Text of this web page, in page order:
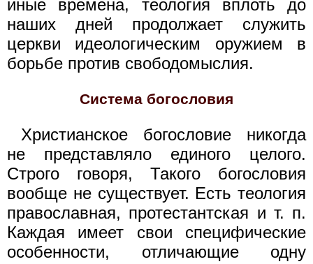
иные времена, теология вплоть до
наших дней продолжает служить
церкви идеологическим оружием в
борьбе против свободомыслия.
Система богословия
Христианское богословие никогда
не представляло единого целого.
Строго говоря, Такого богословия
вообще не существует. Есть теология
православная, протестантская и т. п.
Каждая имеет свои специфические
особенности, отличающие одну